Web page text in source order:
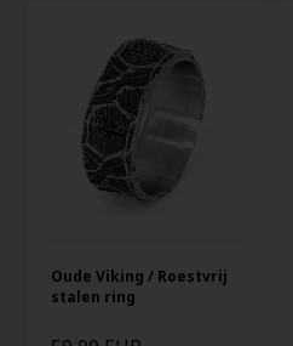
Oude Viking / Roestvrij
stalen ring